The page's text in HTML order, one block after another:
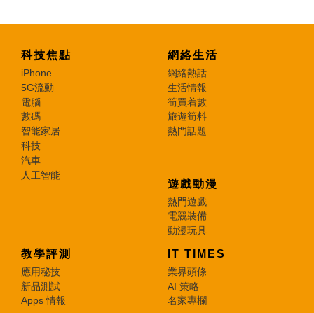
科技焦點
iPhone
5G流動
電腦
數碼
智能家居
科技
汽車
人工智能
網絡生活
網絡熱話
生活情報
筍買着數
旅遊筍料
熱門話題
遊戲動漫
熱門遊戲
電競裝備
動漫玩具
教學評測
應用秘技
新品測試
Apps 情報
IT TIMES
業界頭條
AI 策略
名家專欄